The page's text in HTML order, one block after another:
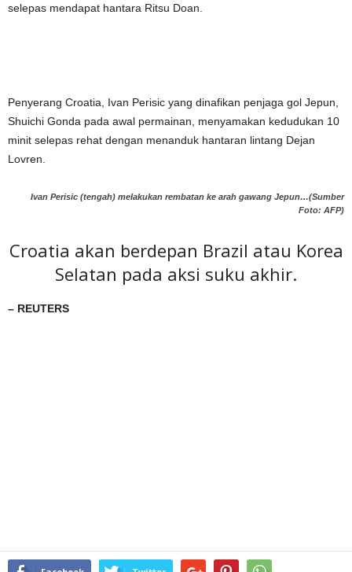
selepas mendapat hantara Ritsu Doan.
Penyerang Croatia, Ivan Perisic yang dinafikan penjaga gol Jepun,
Shuichi Gonda pada awal permainan, menyamakan kedudukan 10
minit selepas rehat dengan menanduk hantaran lintang Dejan
Lovren.
Ivan Perisic (tengah) melakukan rembatan ke arah gawang Jepun…(Sumber
Foto: AFP)
Croatia akan berdepan Brazil atau Korea
Selatan pada aksi suku akhir.
– REUTERS